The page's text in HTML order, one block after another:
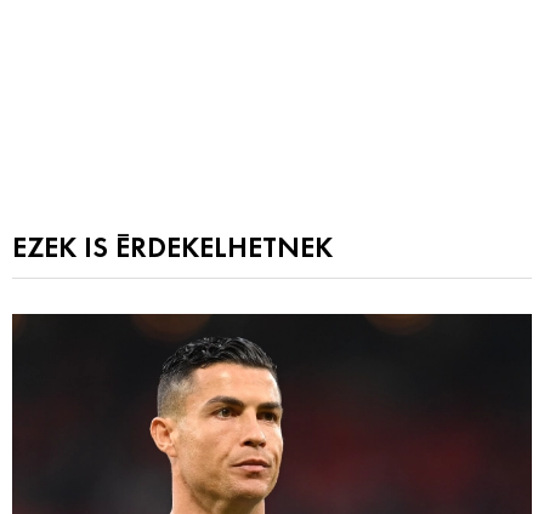
EZEK IS ÉRDEKELHETNEK